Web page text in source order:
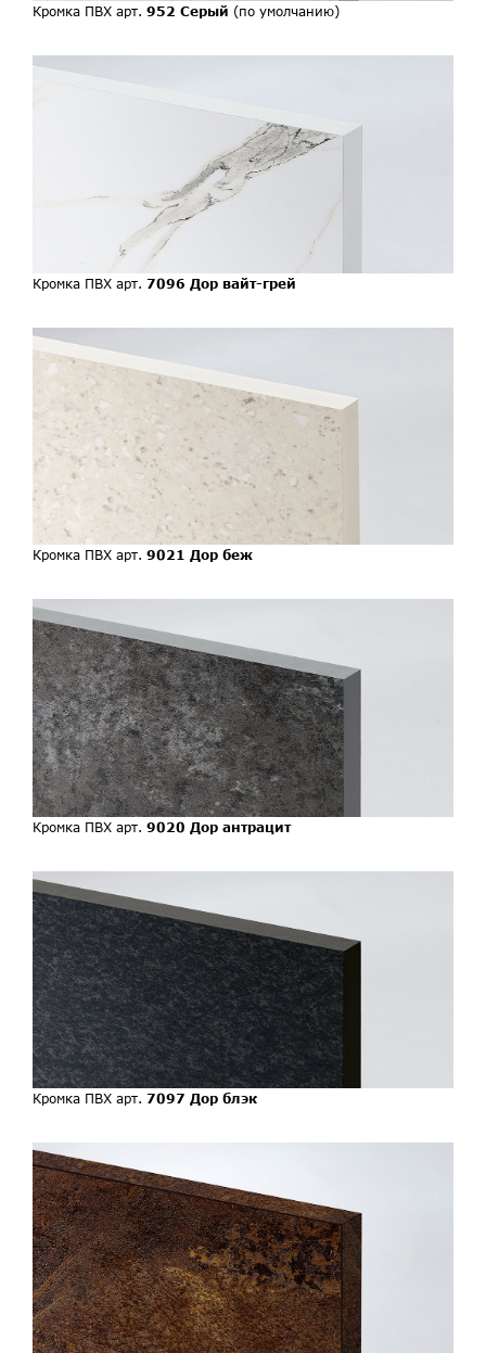
Кромка ПВХ арт. 952 Серый (по умолчанию)
Кромка ПВХ арт. 7096 Дор вайт-грей
Кромка ПВХ арт. 9021 Дор беж
Кромка ПВХ арт. 9020 Дор антрацит
Кромка ПВХ арт. 7097 Дор блэк